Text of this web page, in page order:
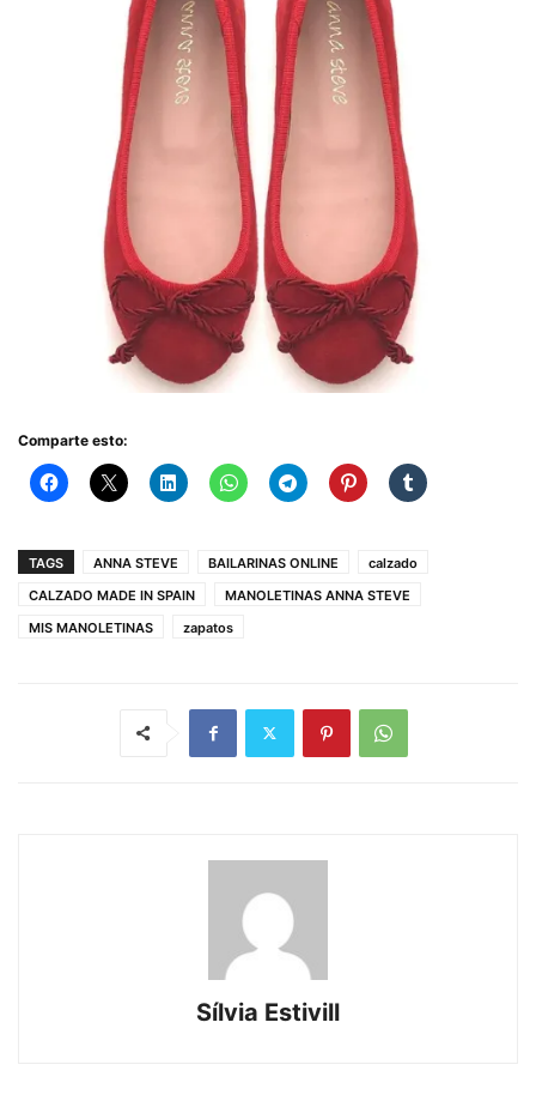
Comparte esto:
TAGS ANNA STEVE BAILARINAS ONLINE
calzado
CALZADO MADE IN SPAIN
MANOLETINAS ANNA STEVE
MIS MANOLETINAS
zapatos
Sílvia Estivill